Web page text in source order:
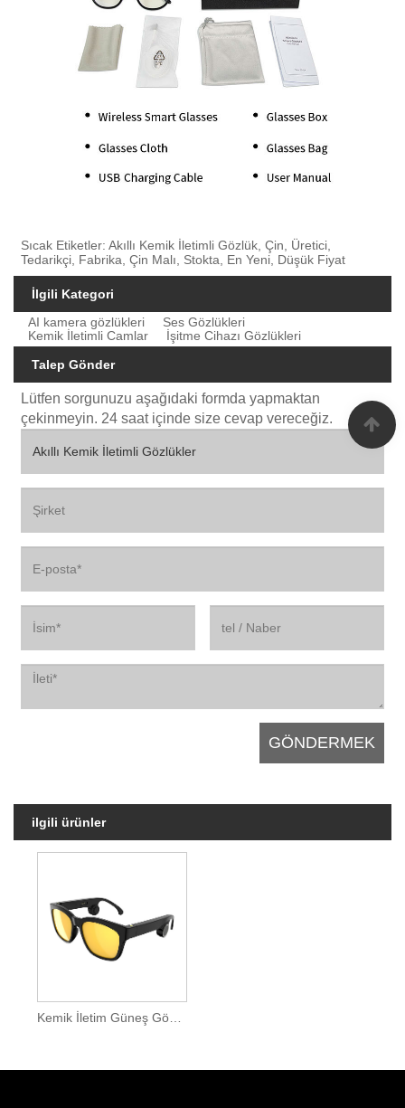
Sıcak Etiketler: Akıllı Kemik İletimli Gözlük, Çin, Üretici,
Tedarikçi, Fabrika, Çin Malı, Stokta, En Yeni, Düşük Fiyat
İlgili Kategori
AI kamera gözlükleri
Ses Gözlükleri
Kemik İletimli Camlar
İşitme Cihazı Gözlükleri
Talep Gönder
Lütfen sorgunuzu aşağıdaki formda yapmaktan
çekinmeyin. 24 saat içinde size cevap vereceğiz.
ilgili ürünler
Kemik İletim Güneş Gözlüğü